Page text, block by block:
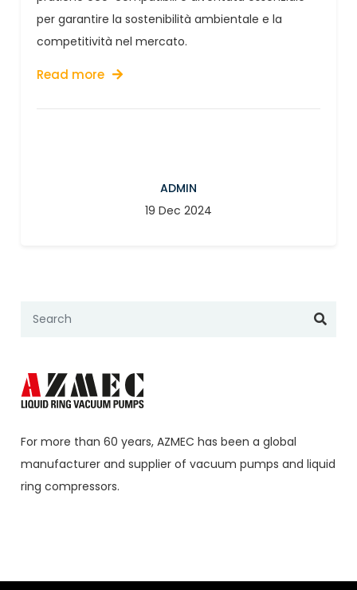
per garantire la sostenibilità ambientale e la
competitività nel mercato.
Read more
ADMIN
19 Dec 2024
For more than 60 years,AZMEC has been a global
manufacturer and supplier of vacuum pumps and liquid
ring compressors.